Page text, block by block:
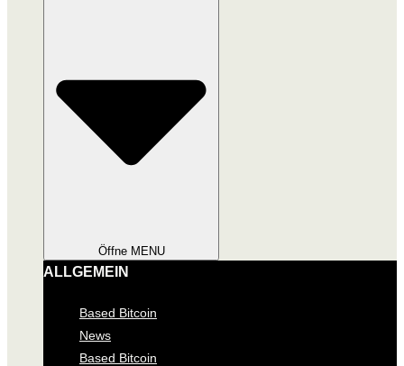
Öffne MENU
ALLGEMEIN
Based Bitcoin
News
Based Bitcoin